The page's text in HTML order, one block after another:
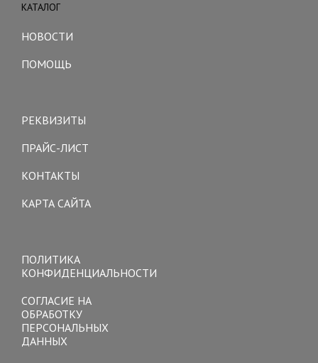
КАТАЛОГ
НОВОСТИ
ПОМОЩЬ
РЕКВИЗИТЫ
ПРАЙС-ЛИСТ
КОНТАКТЫ
КАРТА САЙТА
ПОЛИТИКА
КОНФИДЕНЦИАЛЬНОСТИ
СОГЛАСИЕ НА
ОБРАБОТКУ
ПЕРСОНАЛЬНЫХ
ДАННЫХ